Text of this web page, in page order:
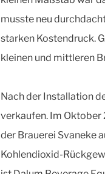
musste neu
starken Kostendruck.
kleinen und mittleren
Nach der Installation
verkaufen. Im
der Brauerei Svaneke
Kohlendioxid-